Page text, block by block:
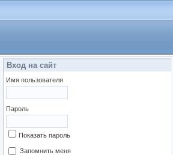
Вход на сайт
Имя пользователя
Пароль
Показать пароль
Запомнить меня